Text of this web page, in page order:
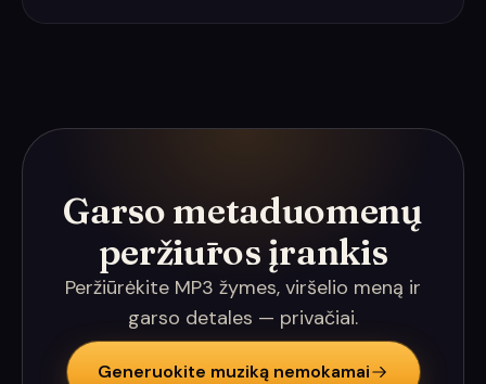
Garso metaduomenų
peržiūros įrankis
Peržiūrėkite MP3 žymes, viršelio meną ir
garso detales — privačiai.
Generuokite muziką nemokamai